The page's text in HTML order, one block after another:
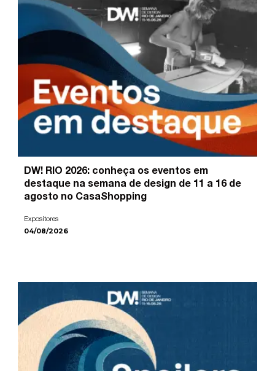
DW! RIO 2026: conheça os eventos em
destaque na semana de design de 11 a 16 de
agosto no CasaShopping
Expositores
04/08/2026